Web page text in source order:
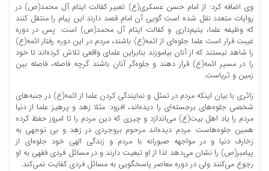
وی اضافه کرد: از امام حسن عسکری(ع) تعبیر کفالت ایتام آل محمد(ص) در
روایات متعدد نقل شده است گویی آن امام قصد دارند این پیام را منتقل کنند
که وظیفه علما، یتیم‌داری و کفالت ایتام آل محمد(ص) است. پس در دوره
غیبت قرار است علما جلوه‌ای از ائمه(ع) باشند، مردم در این دوره رفتار ائمه(ع)
را شاهد نیستند که از آنان بیاموزند بنابراین علمای واقعی تلاش کرده‌اند تا خود
را در مسیر ائمه(ع) قرار دهند و جلوه‌گر آنان باشند گرچه فاصله، فاصله بین
زمین و ثریاست.
زائری با بیان اینکه مردم در تمثل و نمایندگی کردن علما از ائمه(ع) در جنبه‌های
شخصی جلوه‌های برجسته‌ای را دیده‌اند، افزود: مثلا زهد و پرهیز علما از دنیا
مردم را یاد اهل بیت(ع) می‌اندازد و چیزی که دین مردم را تا امروز حفظ کرده
همین جلوه‌هاست. مردم دیده‌اند مرحوم بروجردی در زهد و بی توجهی به
زخارف دنیا و در مواجهه صبورانه با مردم و زندگی الهی خود جلوه‌ای از
پیامبر(ص) را نشان می‌دهد لذا از او تبعیت دارند و در مسائل فردی فقهی به او
رجوع می‌کنند ولی در دوره معاصر پاسخگویی به مسائل فردی کفایت نمی‌کند.